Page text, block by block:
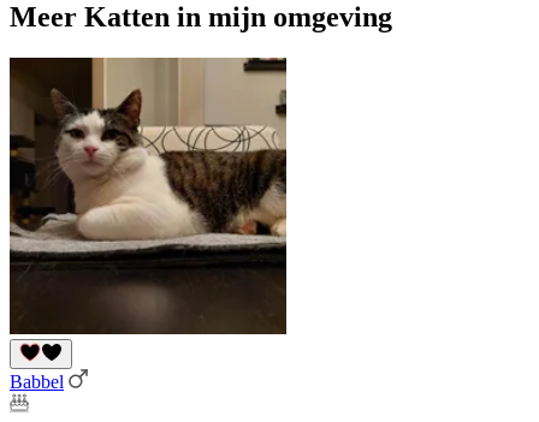
Meer Katten in mijn omgeving
Babbel